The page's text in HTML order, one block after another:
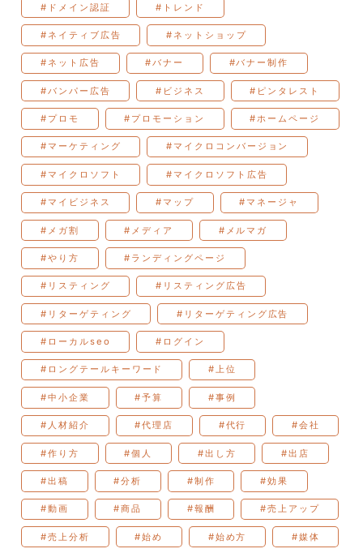
#ドメイン認証 #トレンド
#ネイティブ広告 #ネットショップ
#ネット広告 #バナー #バナー制作
#バンパー広告 #ビジネス #ピンタレスト
#プロモ #プロモーション #ホームページ
#マーケティング #マイクロコンバージョン
#マイクロソフト #マイクロソフト広告
#マイビジネス #マップ #マネージャ
#メガ割 #メディア #メルマガ
#やり方 #ランディングページ
#リスティング #リスティング広告
#リターゲティング #リターゲティング広告
#ローカルseo #ログイン
#ロングテールキーワード #上位
#中小企業 #予算 #事例
#人材紹介 #代理店 #代行 #会社
#作り方 #個人 #出し方 #出店
#出稿 #分析 #制作 #効果
#動画 #商品 #報酬 #売上アップ
#売上分析 #始め #始め方 #媒体